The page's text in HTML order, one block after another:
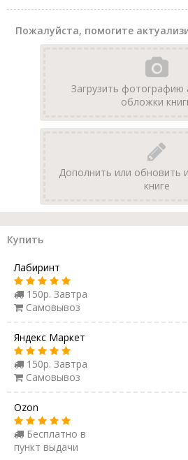
Пожалуйста, помогите
Загрузить фотографию
обложки
Дополнить или обновить
книге
Купить
Лабиринт
150р. Завтра
Самовывоз
Яндекс Маркет
150р. Завтра
Самовывоз
Ozon
Бесплатно в
пункт выдачи